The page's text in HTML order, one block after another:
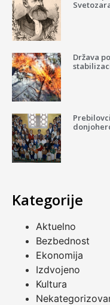
Država
Kategorije
Aktuelno
Bezbednost
Ekonomija
Izdvojeno
Kultura